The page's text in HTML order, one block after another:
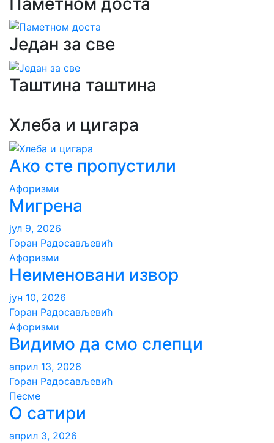
Један за све
Таштина таштина
Хлеба и цигара
Ако сте пропустили
Aфоризми
Мигрена
јул 9, 2026
Горан Радосављевић
Aфоризми
Неименовани извор
јун 10, 2026
Горан Радосављевић
Aфоризми
Видимо да смо слепци
април 13, 2026
Горан Радосављевић
Песме
О сатири
април 3, 2026